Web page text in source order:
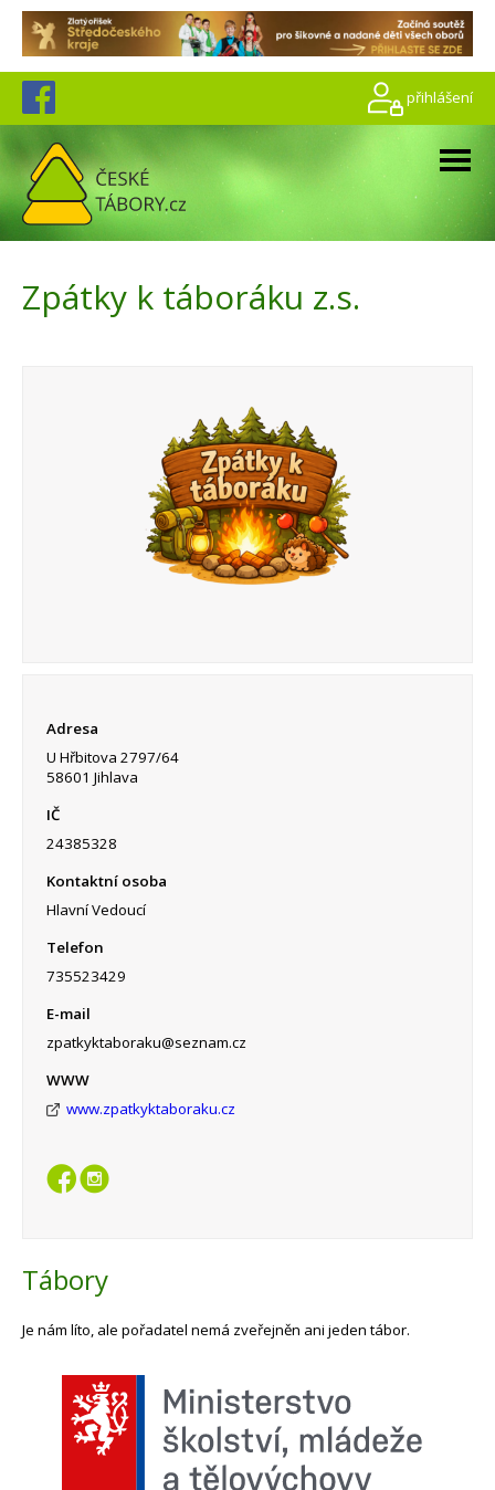
přihlášení
Zpátky k táboráku z.s.
Adresa
U Hřbitova 2797/64
58601 Jihlava
IČ
24385328
Kontaktní osoba
Hlavní Vedoucí
Telefon
735523429
E-mail
zpatkyktaboraku@seznam.cz
WWW
www.zpatkyktaboraku.cz
Tábory
Je nám líto, ale pořadatel nemá zveřejněn ani jeden tábor.